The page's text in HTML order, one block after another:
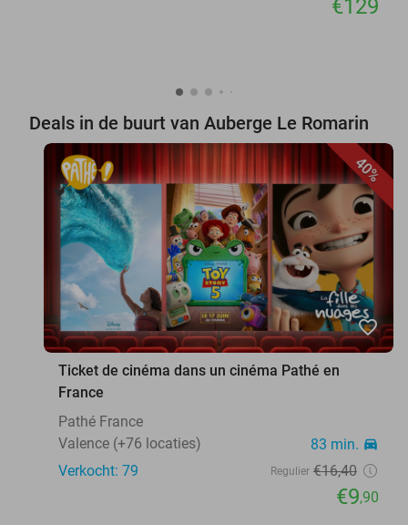
€129
Deals in de buurt van Auberge Le Romarin
40%
favorite_border
Ticket de cinéma dans un cinéma Pathé en
France
Pathé France
Valence (+76 locaties)
83 min. directions_car
Verkocht: 79 Regulier €16,40
€9,90